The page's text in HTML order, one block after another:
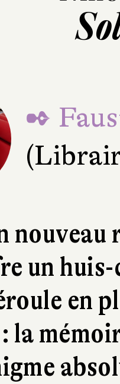
✒
un
en
la